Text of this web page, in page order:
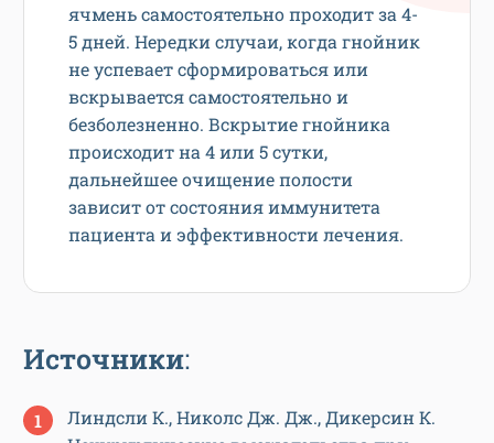
ячмень самостоятельно проходит за 4-
5 дней. Нередки случаи, когда гнойник
не успевает сформироваться или
вскрывается самостоятельно и
безболезненно. Вскрытие гнойника
происходит на 4 или 5 сутки,
дальнейшее очищение полости
зависит от состояния иммунитета
пациента и эффективности лечения.
Источники:
Линдсли К., Николс Дж. Дж., Дикерсин К.